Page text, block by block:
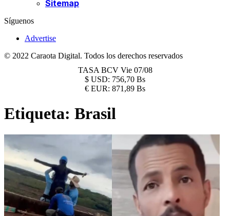
Sitemap
Síguenos
Advertise
© 2022 Caraota Digital. Todos los derechos reservados
TASA BCV Vie 07/08
$ USD: 756,70 Bs
€ EUR: 871,89 Bs
Etiqueta: Brasil